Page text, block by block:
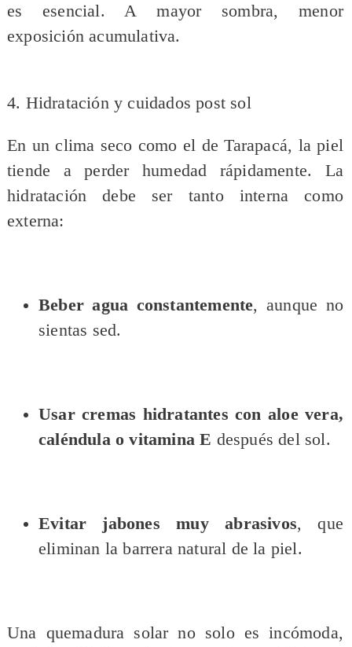
es esencial. A mayor sombra, menor
exposición acumulativa.
4. Hidratación y cuidados post sol
En un clima seco como el de Tarapacá, la piel
tiende a perder humedad rápidamente. La
hidratación debe ser tanto interna como
externa:
Beber agua constantemente, aunque no
sientas sed.
Usar cremas hidratantes con aloe vera,
caléndula o vitamina E después del sol.
Evitar jabones muy abrasivos, que
eliminan la barrera natural de la piel.
Una quemadura solar no solo es incómoda,